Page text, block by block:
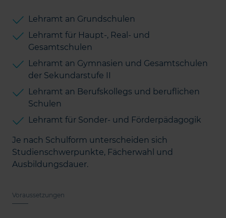
Lehramt an Grundschulen
Lehramt für Haupt-, Real- und
Gesamtschulen
Lehramt an Gymnasien und Gesamtschulen
der Sekundarstufe II
Lehramt an Berufskollegs und beruflichen
Schulen
Lehramt für Sonder- und Förderpädagogik
Je nach Schulform unterscheiden sich
Studienschwerpunkte, Fächerwahl und
Ausbildungsdauer.
Voraussetzungen